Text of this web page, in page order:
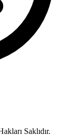
Saklıdır.